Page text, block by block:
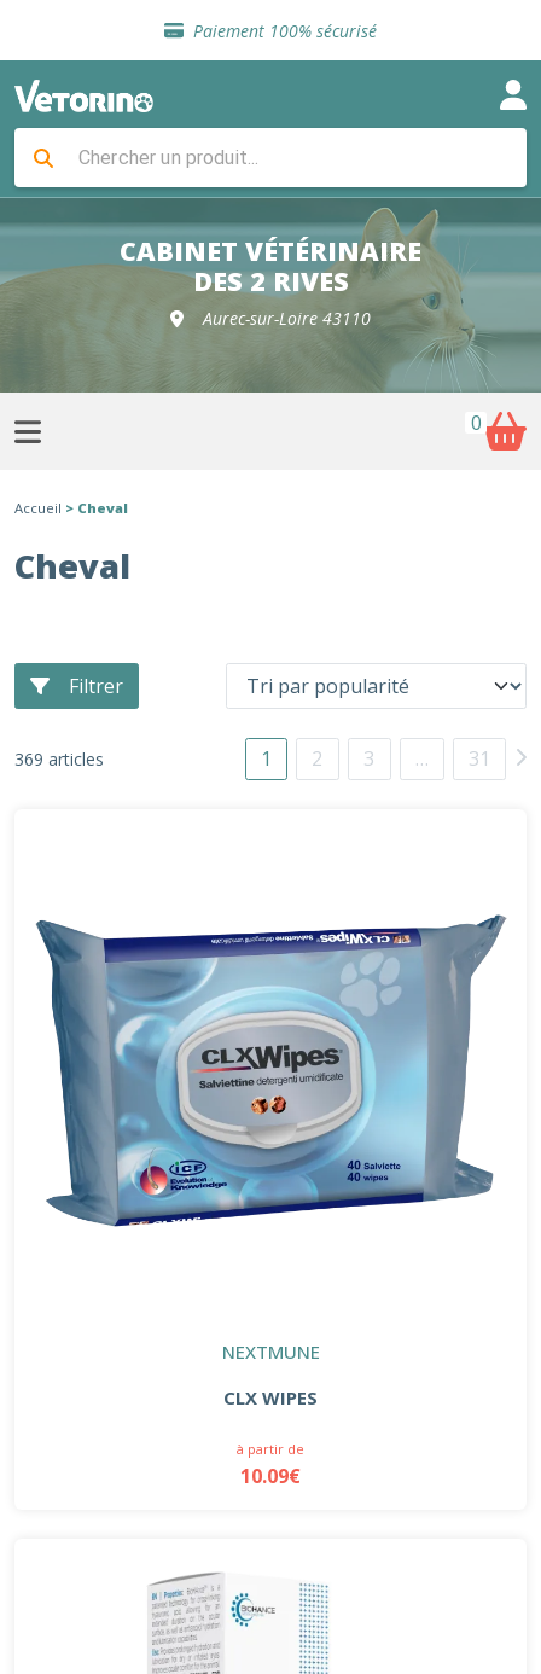
Paiement 100% sécurisé
Livraison gratuite en clinique vétérinaire
Sélection de croquettes vétérinaire
Livraison gratuite en clinique vétérinaire
Retour gratuit en clinique
Sélection de croquettes vétérinaire
CABINET VÉTÉRINAIRE
DES 2 RIVES
Aurec-sur-Loire 43110
0
Accueil > Cheval
Cheval
Filtrer
369 articles 1 2 3 … 31
NEXTMUNE
CLX WIPES
à partir de
10.09€